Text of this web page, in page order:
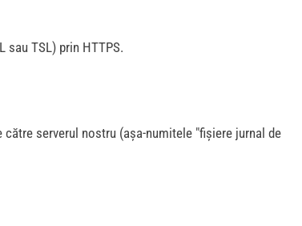
TSL) prin HTTPS.
serverul nostru (așa-numitele "fișiere jurnal de